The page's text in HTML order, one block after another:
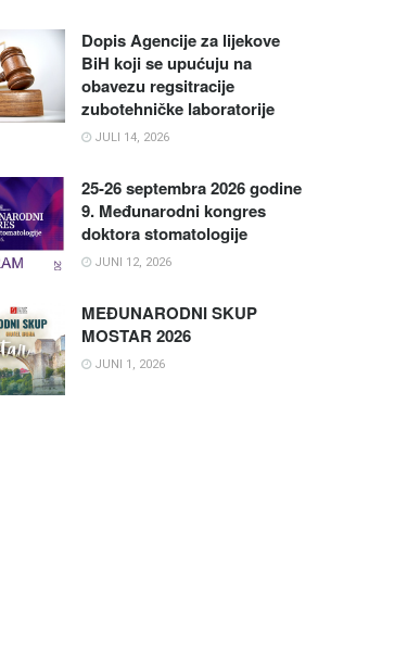
Dopis Agencije za lijekove
BiH koji se upućuju na
obavezu regsitracije
zubotehničke laboratorije
JULI 14, 2026
25-26 septembra 2026 godine
9. Međunarodni kongres
doktora stomatologije
JUNI 12, 2026
MEĐUNARODNI SKUP
MOSTAR 2026
JUNI 1, 2026